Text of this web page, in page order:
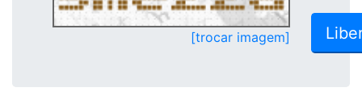
[trocar imagem]